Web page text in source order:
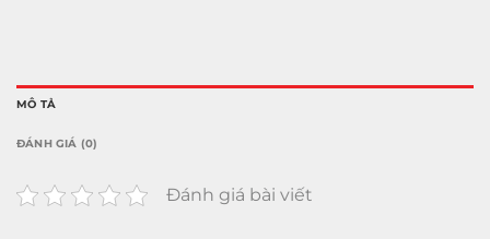
MÔ TẢ
ĐÁNH GIÁ (0)
Đánh giá bài viết